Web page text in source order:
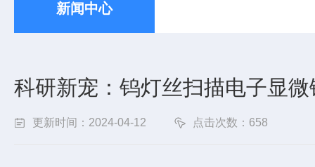
新闻中心
科研新宠：钨灯丝扫描电子显
更新时间：2024-04-12 点击次数：658